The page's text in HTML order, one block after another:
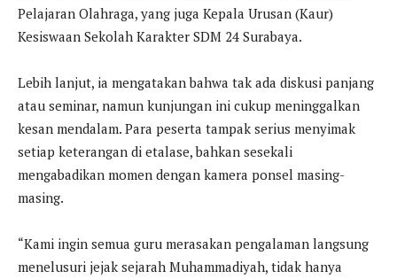
Pelajaran Olahraga, yang juga Kepala Urusan (Kaur)
Kesiswaan Sekolah Karakter SDM 24 Surabaya.
Lebih lanjut, ia mengatakan bahwa tak ada diskusi panjang
atau seminar, namun kunjungan ini cukup meninggalkan
kesan mendalam. Para peserta tampak serius menyimak
setiap keterangan di etalase, bahkan sesekali
mengabadikan momen dengan kamera ponsel masing-
masing.
“Kami ingin semua guru merasakan pengalaman langsung
menelusuri jejak sejarah Muhammadiyah, tidak hanya